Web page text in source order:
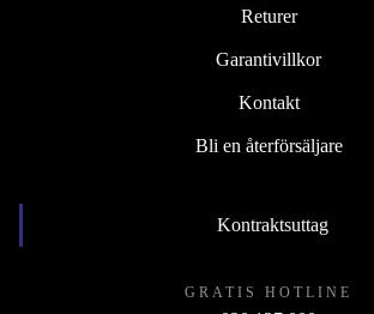
Returer
Garantivillkor
Kontakt
Bli en återförsäljare
Kontraktsuttag
GRATIS HOTLINE